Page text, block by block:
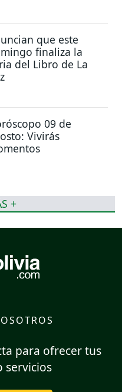
que este
finaliza la
del Libro de La
09 de
Vivirás
+
para ofrecer tus
servicios